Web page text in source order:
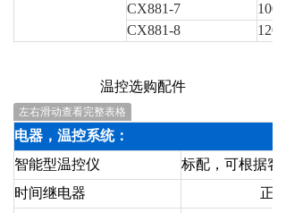
CX881-7
CX881-8
温控选购配件
左右滑动查看完整表格
电器，温控系统：
智能型温控仪
标配，可根据客
时间继电器
正